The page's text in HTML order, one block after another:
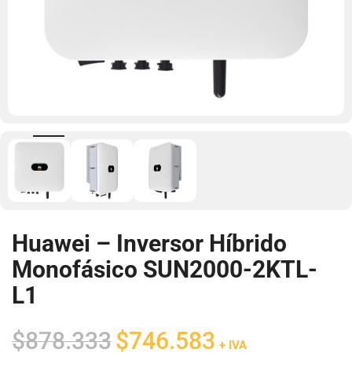
Huawei – Inversor Híbrido
Monofásico SUN2000-2KTL-
L1
$878.333 El
precio
$746.583 + IVA